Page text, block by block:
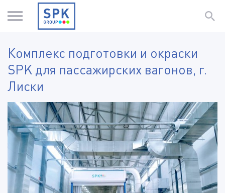
Комплекс подготовки и окраски
SPK для пассажирских вагонов, г.
Лиски